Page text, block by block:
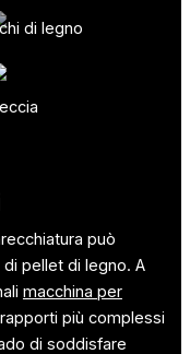
di legno
può
pellet di legno. A
macchina per
più complessi
di soddisfare